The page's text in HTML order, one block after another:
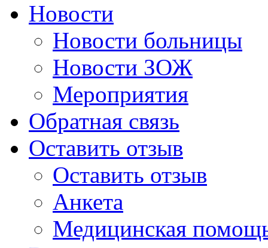
Новости
Новости больницы
Новости ЗОЖ
Мероприятия
Обратная связь
Оставить отзыв
Оставить отзыв
Анкета
Медицинская